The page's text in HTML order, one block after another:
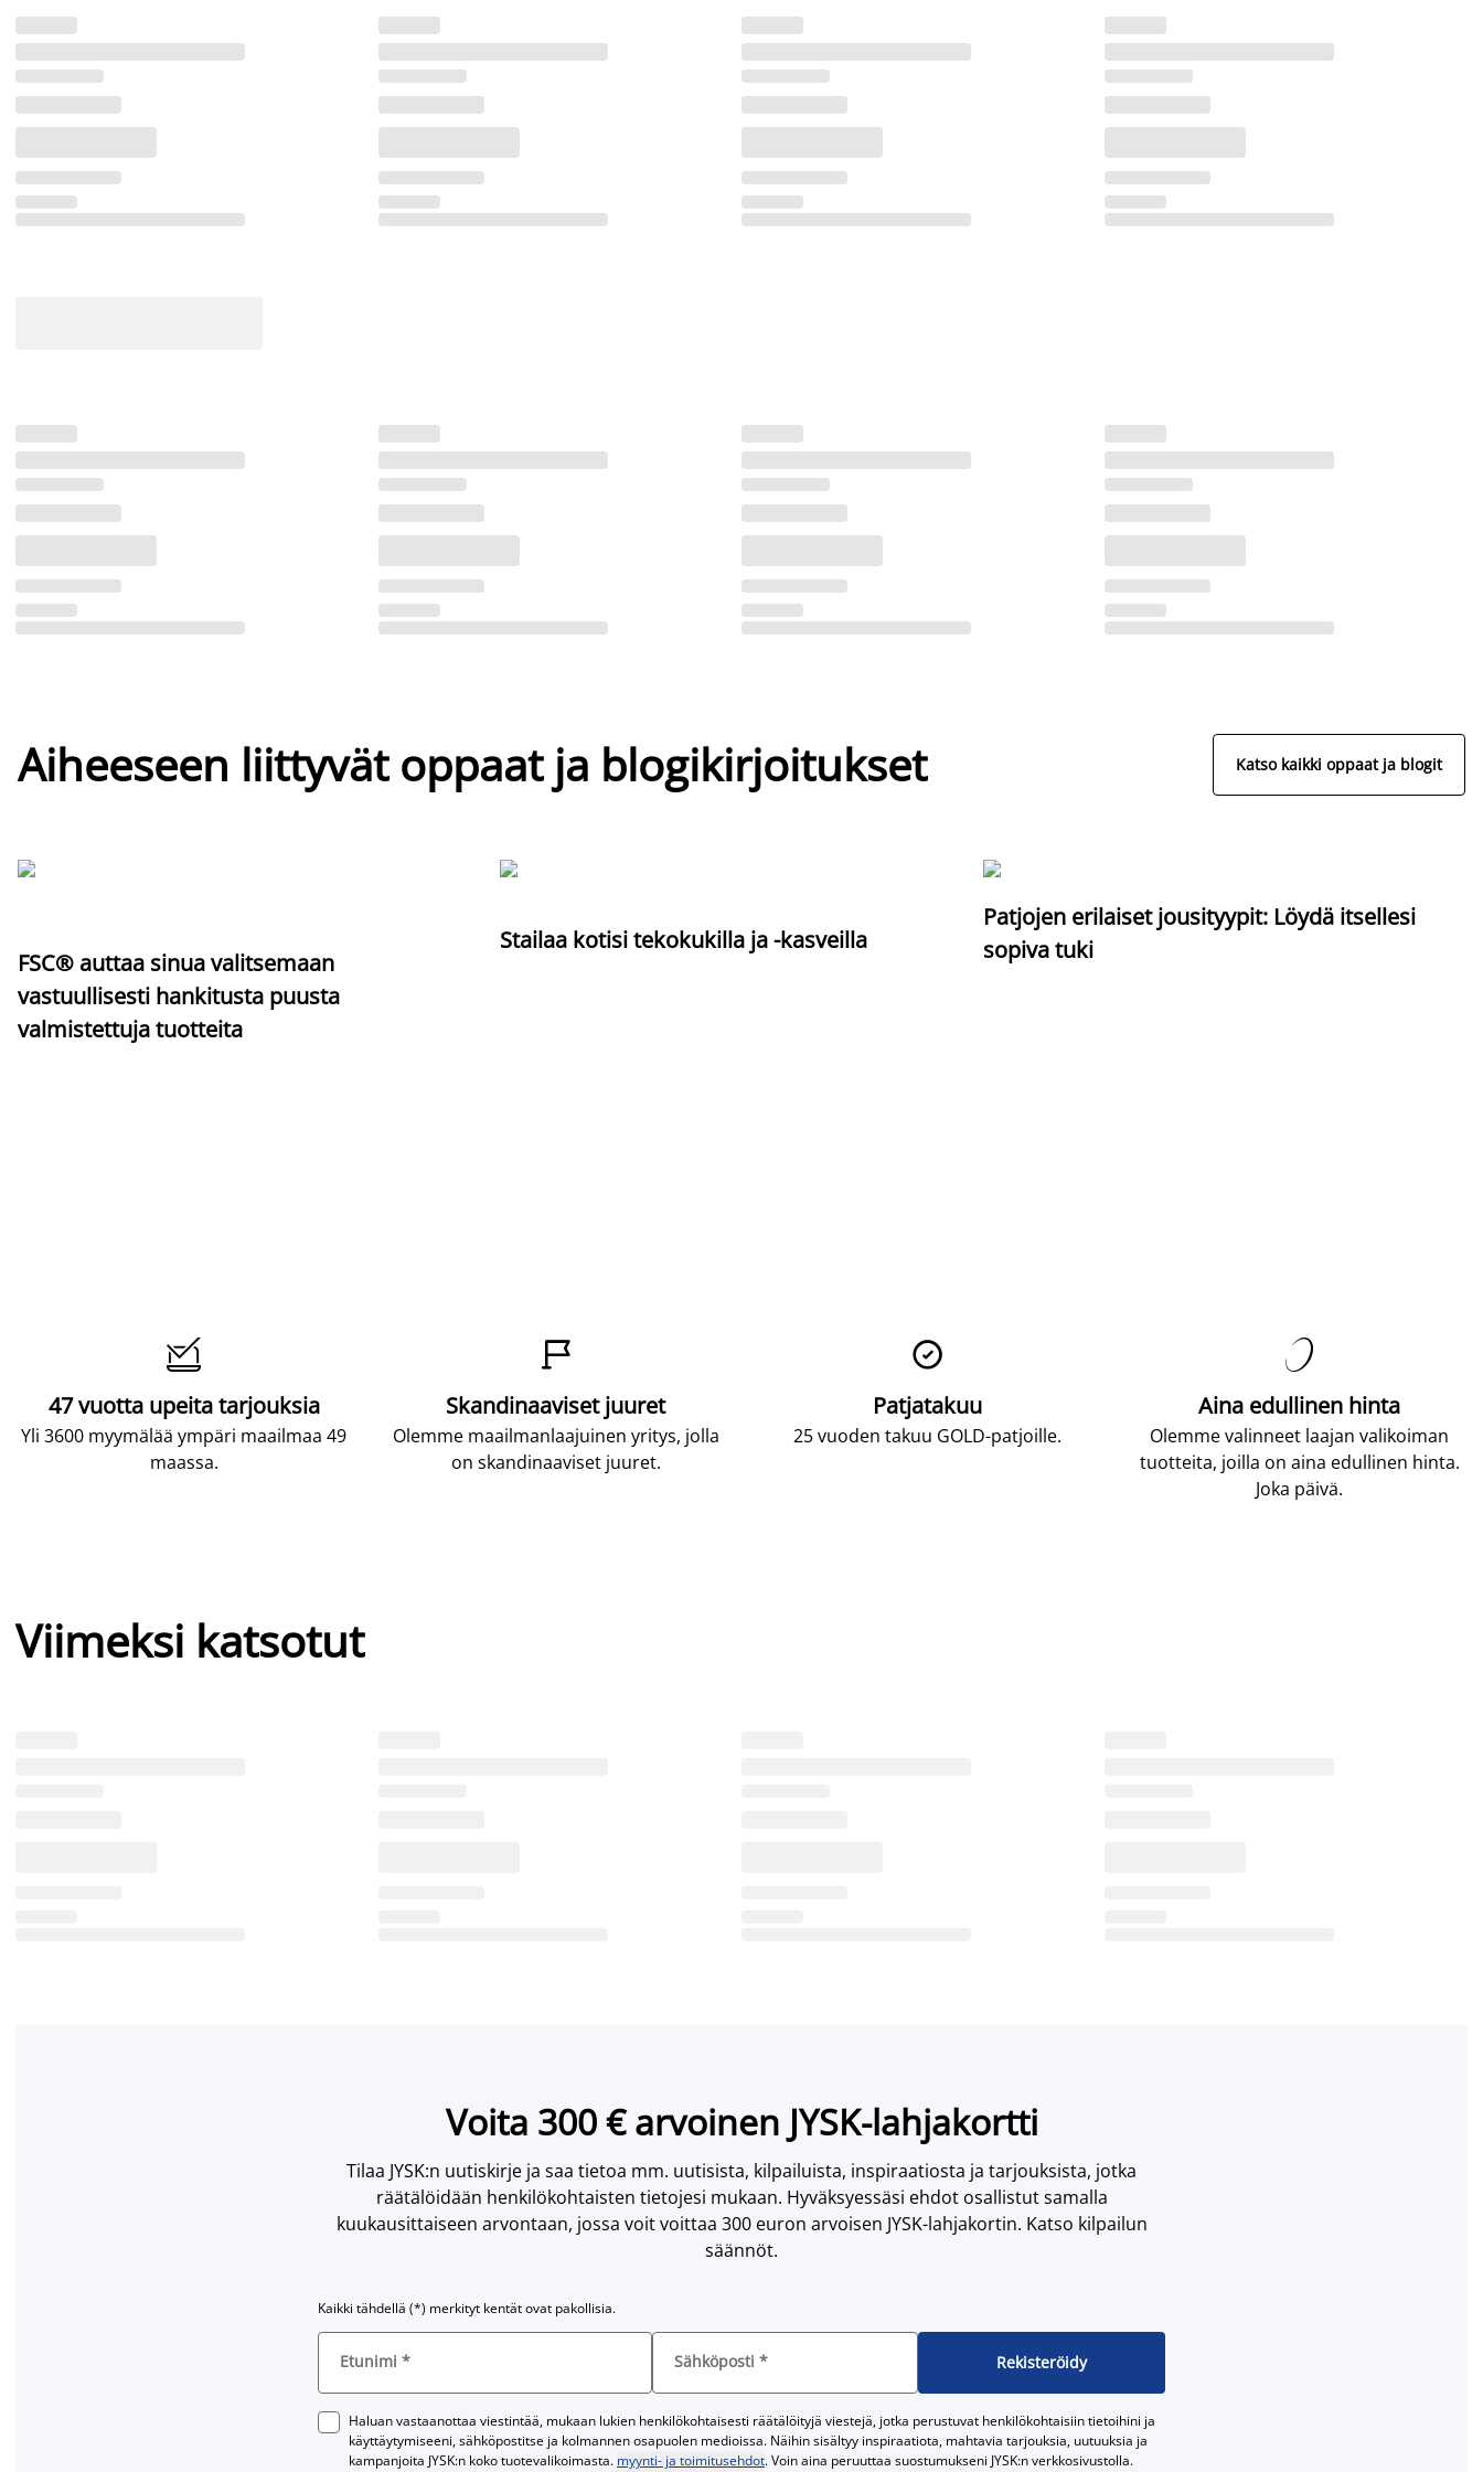
Aiheeseen liittyvät oppaat ja blogikirjoitukset Katso kaikki oppaat ja blogit
FSC® auttaa sinua valitsemaan
vastuullisesti hankitusta puusta
valmistettuja tuotteita
Stailaa kotisi tekokukilla ja -kasveilla
Patjojen erilaiset jousityypit: Löydä itsellesi
sopiva tuki

47 vuotta upeita tarjouksia
Yli 3600 myymälää ympäri maailmaa 49
maassa.

Skandinaaviset juuret
Olemme maailmanlaajuinen yritys, jolla
on skandinaaviset juuret.

Patjatakuu
25 vuoden takuu GOLD-patjoille.

Aina edullinen hinta
Olemme valinneet laajan valikoiman
tuotteita, joilla on aina edullinen hinta.
Joka päivä.
Viimeksi katsotut
Voita 300 € arvoinen JYSK-lahjakortti
Tilaa JYSK:n uutiskirje ja saa tietoa mm. uutisista, kilpailuista, inspiraatiosta ja tarjouksista, jotka
räätälöidään henkilökohtaisten tietojesi mukaan. Hyväksyessäsi ehdot osallistut samalla
kuukausittaiseen arvontaan, jossa voit voittaa 300 euron arvoisen JYSK-lahjakortin. Katso kilpailun
säännöt.
Kaikki tähdellä (*) merkityt kentät ovat pakollisia.
Etunimi * Sähköposti * Rekisteröidy
Haluan vastaanottaa viestintää, mukaan lukien henkilökohtaisesti räätälöityjä viestejä, jotka perustuvat henkilökohtaisiin tietoihini ja
käyttäytymiseeni, sähköpostitse ja kolmannen osapuolen medioissa. Näihin sisältyy inspiraatiota, mahtavia tarjouksia, uutuuksia ja
kampanjoita JYSK:n koko tuotevalikoimasta. myynti- ja toimitusehdot. Voin aina peruuttaa suostumukseni JYSK:n verkkosivustolla.